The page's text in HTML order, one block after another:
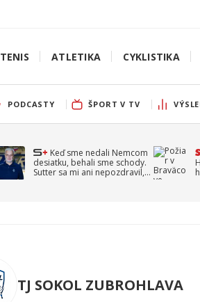
TENIS ATLETIKA CYKLISTIKA
PODCASTY ŠPORT V TV
Keď sme nedali Nemcom
desiatku, behali sme schody.
Sutter sa mi ani nepozdravil,
TJ SOKOL ZUBROHLAVA